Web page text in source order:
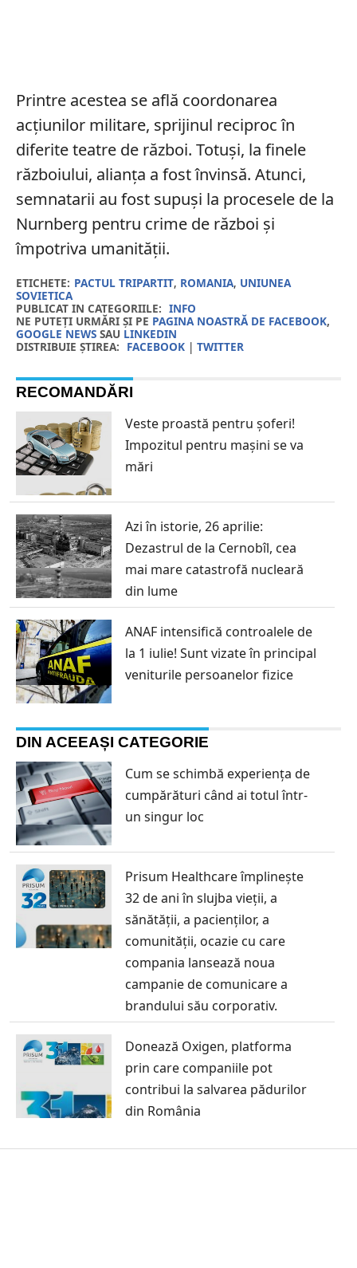
Printre acestea se află coordonarea
acțiunilor militare, sprijinul reciproc în
diferite teatre de război. Totuși, la finele
războiului, alianța a fost învinsă. Atunci,
semnatarii au fost supuși la procesele de la
Nurnberg pentru crime de război și
împotriva umanității.
ETICHETE: PACTUL TRIPARTIT, ROMANIA, UNIUNEA
SOVIETICA
PUBLICAT IN CATEGORIILE: INFO
NE PUTEȚI URMĂRI ȘI PE PAGINA NOASTRĂ DE FACEBOOK,
GOOGLE NEWSSAU LINKEDIN
DISTRIBUIE ȘTIREA: FACEBOOK| TWITTER
RECOMANDĂRI
Veste proastă pentru șoferi!
Impozitul pentru mașini se va
mări
Azi în istorie, 26 aprilie:
Dezastrul de la Cernobîl, cea
mai mare catastrofă nucleară
din lume
ANAF intensifică controalele de
la 1 iulie! Sunt vizate în principal
veniturile persoanelor fizice
DIN ACEEAȘI CATEGORIE
Cum se schimbă experiența de
cumpărături când ai totul într-
un singur loc
Prisum Healthcare împlinește
32 de ani în slujba vieții, a
sănătății, a pacienților, a
comunității, ocazie cu care
compania lansează noua
campanie de comunicare a
brandului său corporativ.
Donează Oxigen, platforma
prin care companiile pot
contribui la salvarea pădurilor
din România